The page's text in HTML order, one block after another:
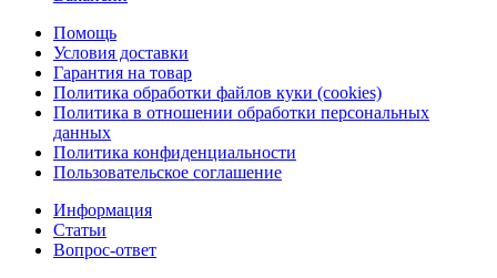
Помощь
Условия доставки
Гарантия на товар
Политика обработки файлов куки (cookies)
Политика в отношении обработки персональных
данных
Политика конфиденциальности
Пользовательское соглашение
Информация
Статьи
Вопрос-ответ